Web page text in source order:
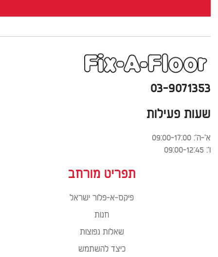
03-9071353
שעות פעילות
א'-ה': 09:00-17:00
ו': 09:00-12:45
תפריט מורחב
פיקס-א-פלור ישראל
חנות
שאלות נפוצות
כיצד להשתמש